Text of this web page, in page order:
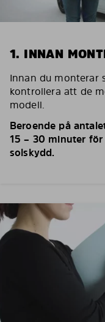
1. INNAN
Innan du monterar
kontrollera att de
modell.
Beroende på
15 – 30 minuter
solskydd.